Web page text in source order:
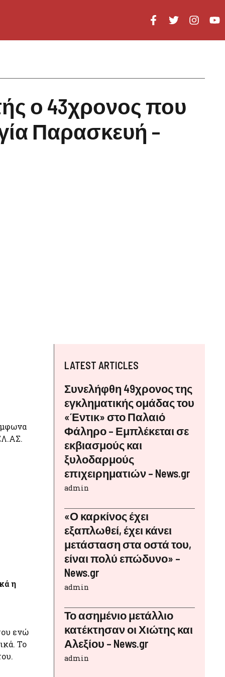
ο 43χρονος που
Παρασκευή –
η
ενώ
Το
LATEST ARTICLES
Συνελήφθη 49χρονος της
εγκληματικής ομάδας του
«Έντικ» στο Παλαιό
Φάληρο – Εμπλέκεται σε
εκβιασμούς και
ξυλοδαρμούς
επιχειρηματιών – News.gr
admin
«Ο καρκίνος έχει
εξαπλωθεί, έχει κάνει
μετάσταση στα οστά του,
είναι πολύ επώδυνο» –
News.gr
admin
Το ασημένιο μετάλλιο
κατέκτησαν οι Χιώτης και
Αλεξίου – News.gr
admin